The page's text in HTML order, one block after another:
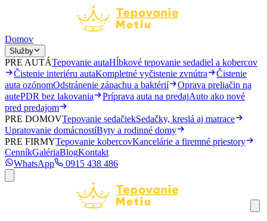
Domov
Služby
PRE AUTÁTepovanie autaHĺbkové tepovanie sedadiel a kobercov
Čistenie interiéru autaKompletné vyčistenie zvnútra
Čistenie
auta ozónomOdstránenie zápachu a baktérií
Oprava preliačin na
autePDR bez lakovania Príprava auta na predajAuto ako nové
pred predajom
PRE DOMOVTepovanie sedačiekSedačky, kreslá aj matrace
Upratovanie domácnostíByty a rodinné domy
PRE FIRMYTepovanie kobercovKancelárie a firemné priestory
CenníkGalériaBlogKontakt
WhatsApp
0915 438 486